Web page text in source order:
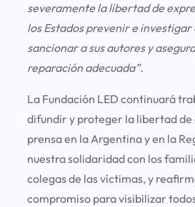
severamente la libertad de
los Estados prevenir e investigar
sancionar a sus autores y
reparación adecuada”.
La Fundación LED continuará
difundir y proteger la libertad de
prensa en la Argentina y en la
nuestra solidaridad con los
colegas de las víctimas, y
compromiso para visibilizar